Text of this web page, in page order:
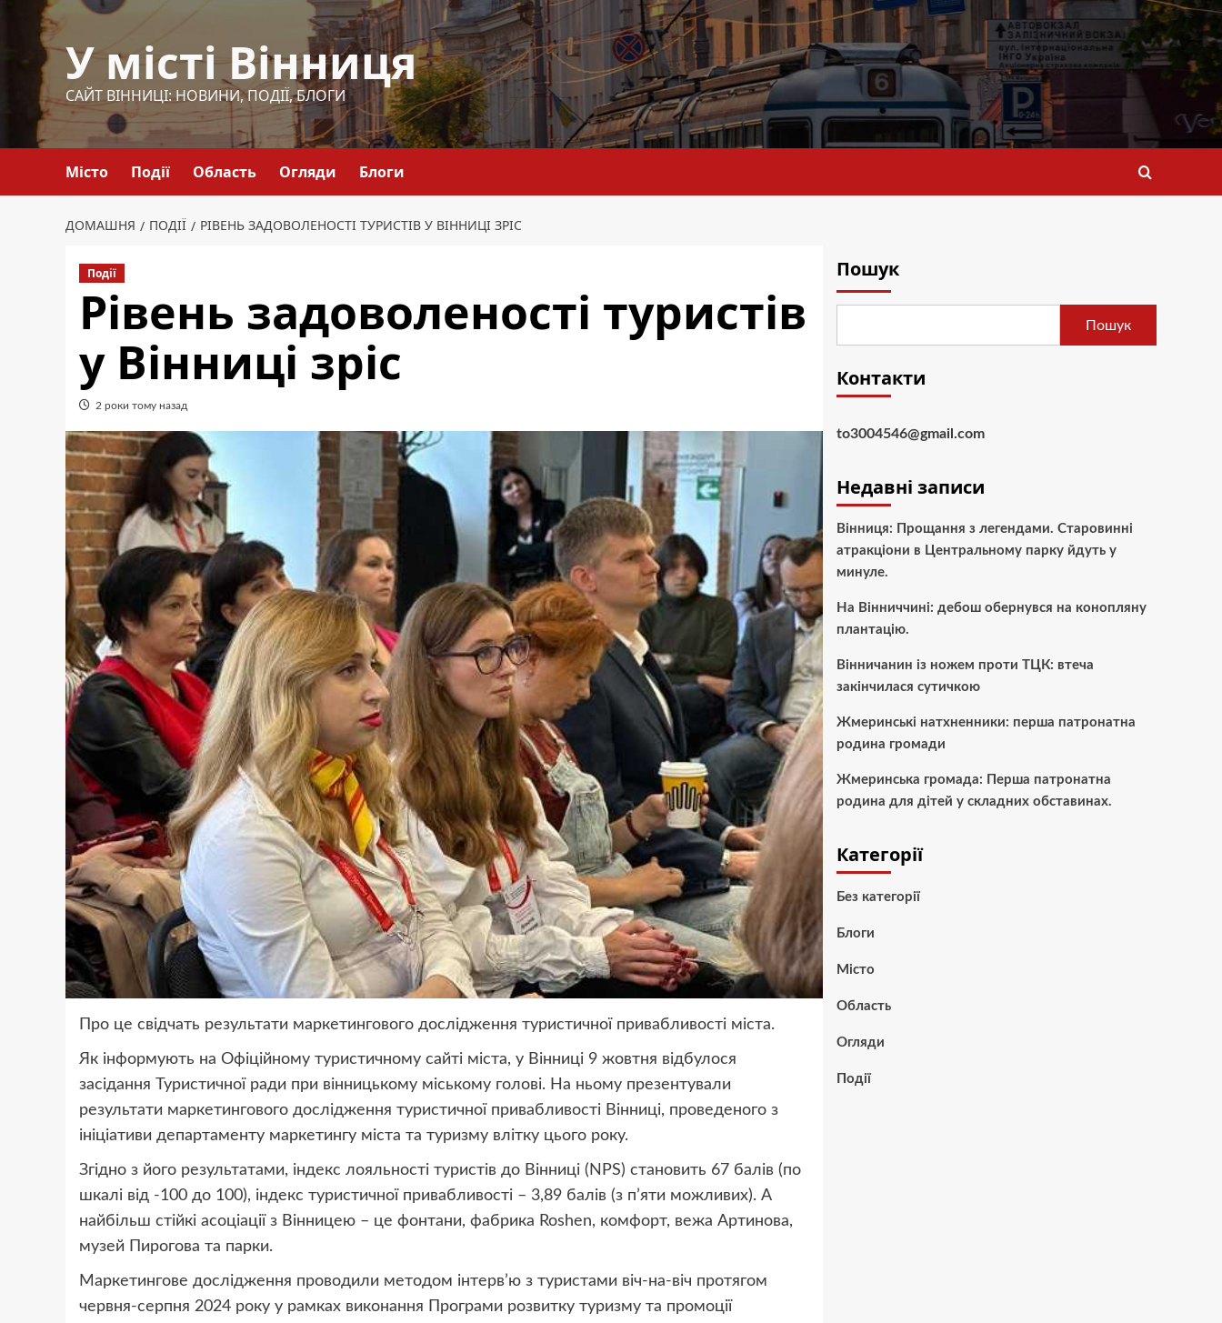
Перейти
У місті Вінниця
САЙТ ВІННИЦІ: НОВИНИ, ПОДІЇ, БЛОГИ
Місто Події Область Огляди Блоги
ДОМАШНЯ ПОДІЇ РІВЕНЬ ЗАДОВОЛЕНОСТІ ТУРИСТІВ У ВІННИЦІ ЗРІС
Події
Рівень задоволеності туристів
у Вінниці зріс
2 роки тому назад
Про це свідчать результати маркетингового дослідження туристичної привабливості міста.
Як інформують на Офіційному туристичному сайті міста, у Вінниці 9 жовтня відбулося
засідання Туристичної ради при вінницькому міському голові. На ньому презентували
результати маркетингового дослідження туристичної привабливості Вінниці, проведеного з
ініціативи департаменту маркетингу міста та туризму влітку цього року.
Згідно з його результатами, індекс лояльності туристів до Вінниці (NPS) становить 67 балів (по
шкалі від -100 до 100), індекс туристичної привабливості – 3,89 балів (з п’яти можливих). А
найбільш стійкі асоціації з Вінницею – це фонтани, фабрика Roshen, комфорт, вежа Артинова,
музей Пирогова та парки.
Маркетингове дослідження проводили методом інтерв’ю з туристами віч-на-віч протягом
червня-серпня 2024 року у рамках виконання Програми розвитку туризму та промоції
Пошук
Пошук
Контакти
to3004546@gmail.com
Недавні записи
Вінниця: Прощання з легендами. Старовинні
атракціони в Центральному парку йдуть у
минуле.
На Вінниччині: дебош обернувся на конопляну
плантацію.
Вінничанин із ножем проти ТЦК: втеча
закінчилася сутичкою
Жмеринські натхненники: перша патронатна
родина громади
Жмеринська громада: Перша патронатна
родина для дітей у складних обставинах.
Категорії
Без категорії
Блоги
Місто
Область
Огляди
Події